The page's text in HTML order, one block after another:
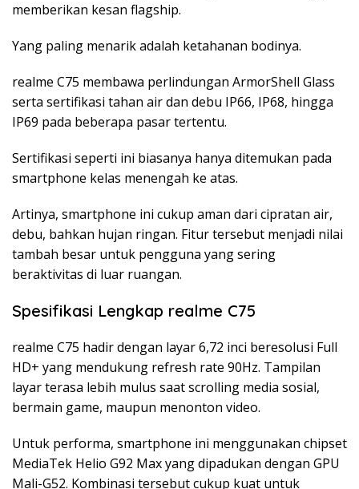
memberikan kesan flagship.
Yang paling menarik adalah ketahanan bodinya.
realme C75 membawa perlindungan ArmorShell Glass
serta sertifikasi tahan air dan debu IP66, IP68, hingga
IP69 pada beberapa pasar tertentu.
Sertifikasi seperti ini biasanya hanya ditemukan pada
smartphone kelas menengah ke atas.
Artinya, smartphone ini cukup aman dari cipratan air,
debu, bahkan hujan ringan. Fitur tersebut menjadi nilai
tambah besar untuk pengguna yang sering
beraktivitas di luar ruangan.
Spesifikasi Lengkap realme C75
realme C75 hadir dengan layar 6,72 inci beresolusi Full
HD+ yang mendukung refresh rate 90Hz. Tampilan
layar terasa lebih mulus saat scrolling media sosial,
bermain game, maupun menonton video.
Untuk performa, smartphone ini menggunakan chipset
MediaTek Helio G92 Max yang dipadukan dengan GPU
Mali-G52. Kombinasi tersebut cukup kuat untuk